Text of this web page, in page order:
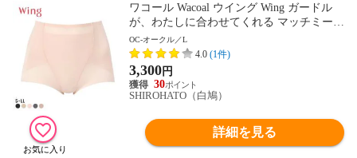
ワコール Wacoal ウイング Wing ガードル
が、わたしに合わせてくれる マッチミーガ
ードル ショート丈 SML2L
OC-オークル／L
4.0 (1件)
3,300円
30
SHIROHATO（白鳩）
詳細を見る